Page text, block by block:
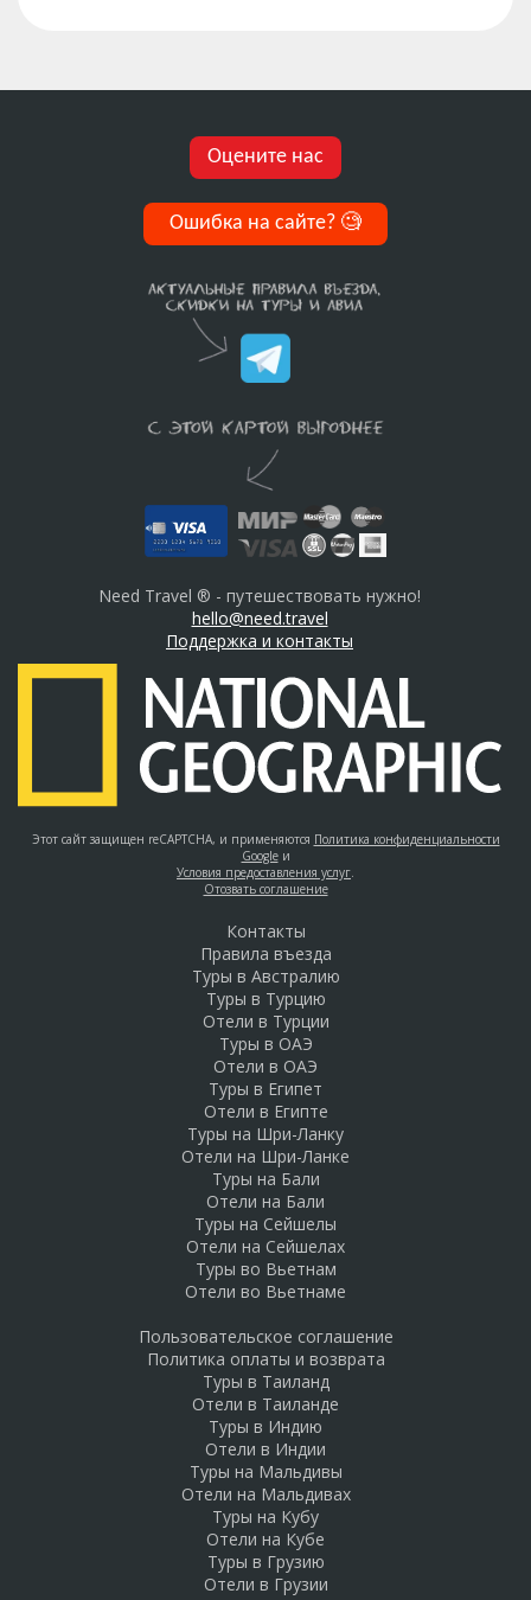
Оцените нас
Ошибка на сайте? 🧐
Need Travel ® - путешествовать нужно!
hello@need.travel
Поддержка и контакты
Этот сайт защищен reCAPTCHA, и применяются Политика конфиденциальности
Googleи
Условия предоставления услуг.
Отозвать соглашение
Контакты
Правила въезда
Туры в Австралию
Туры в Турцию
Отели в Турции
Туры в ОАЭ
Отели в ОАЭ
Туры в Египет
Отели в Египте
Туры на Шри-Ланку
Отели на Шри-Ланке
Туры на Бали
Отели на Бали
Туры на Сейшелы
Отели на Сейшелах
Туры во Вьетнам
Отели во Вьетнаме
Пользовательское соглашение
Политика оплаты и возврата
Туры в Таиланд
Отели в Таиланде
Туры в Индию
Отели в Индии
Туры на Мальдивы
Отели на Мальдивах
Туры на Кубу
Отели на Кубе
Туры в Грузию
Отели в Грузии